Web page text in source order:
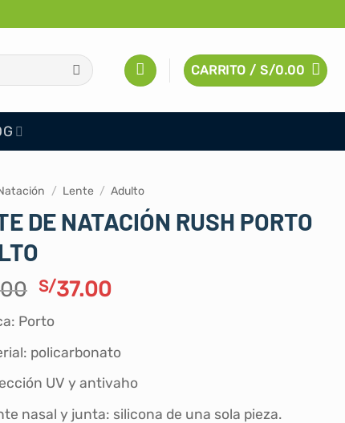
CARRITO /S/0.00
/ Lente / Adulto
DE NATACIÓN RUSH PORTO
El
precio
original
era:
S/42.00.
S/37.00El
es:
S/37.00.
Porto
policarbonato
UV y antivaho
nasal y junta: silicona de una sola pieza.